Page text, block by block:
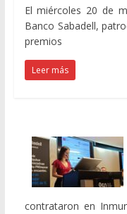
El miércoles 20 de
Banco Sabadell,
premios
Leer más
contrataron en